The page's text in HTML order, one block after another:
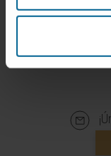
© Clínica Universidad